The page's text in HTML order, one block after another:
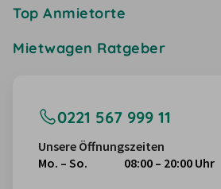
Top Anmietorte
Mietwagen Ratgeber
0221 567 999 11
Unsere Öffnungszeiten
Mo. – So.
08:00 – 20:00 Uhr